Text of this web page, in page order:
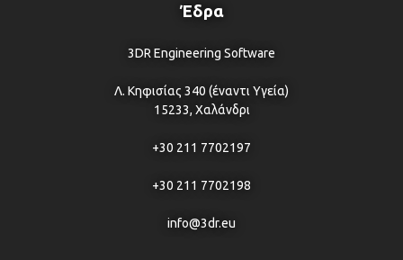
Έδρα
3DR Engineering Software
Λ. Κηφισίας 340 (έναντι Υγεία)
15233, Χαλάνδρι
+30 211 7702197
+30 211 7702198
info@3dr.eu